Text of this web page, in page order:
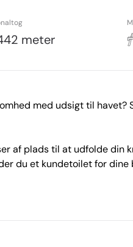
meter
med udsigt til havet?
af plads til at udfolde din
du et kundetoilet for
medarbejdere. 💼